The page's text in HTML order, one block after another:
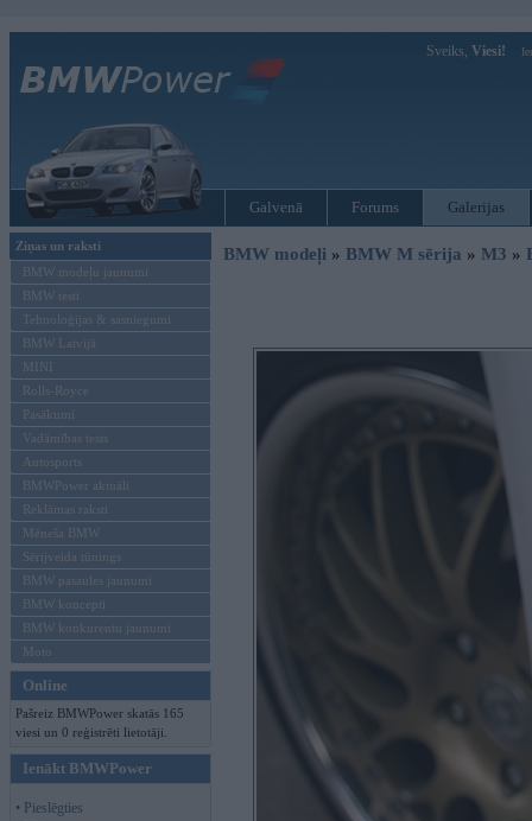
Sveiks, Viesi!
Galvenā Forums Galerijas
Ziņas un raksti
BMW modeļu jaunumi
BMW testi
Tehnoloģijas & sasniegumi
BMW Latvijā
MINI
Rolls-Royce
Pasākumi
Vadāmības tests
Autosports
BMWPower aktuāli
Reklāmas raksti
Mēneša BMW
Sērijveida tūnings
BMW pasaules jaunumi
BMW koncepti
BMW konkurentu jaunumi
Moto
Online
Pašreiz BMWPower skatās 165
viesi un 0 reģistrēti lietotāji.
Ienākt BMWPower
• Pieslēgties
BMW modeļi » BMW M sērija » M3 »